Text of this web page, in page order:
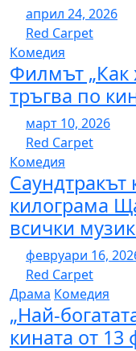
април 24, 2026
Red Carpet
Комедия
Филмът „Как
тръгва по
март 10, 2026
Red Carpet
Комедия
килограма
всички
февруари 16,
Red Carpet
Драма Комедия
„Най-
кината от 13